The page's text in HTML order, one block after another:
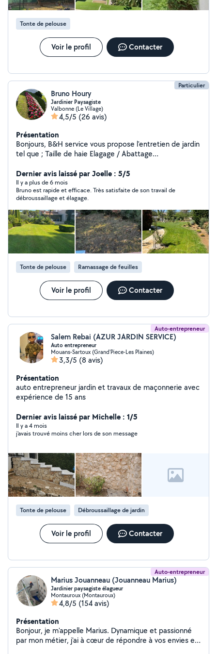
Tonte de pelouse
Voir le profil Contacter
Particulier
Bruno Houry
Jardinier Paysagiste
Valbonne (Le Village)
4,5/5 (26 avis)
Présentation
Bonjours, B&H service vous propose l'entretien de jardin
tel que ; Taille de haie Elagage / Abattage
phytosanitaires Tonte Arrosage auto Créations ;
Plantation et aménagement Créations pelouse naturel
Créations terrain synthétique Créations terrain de
pétanque Pose de clôture soupple ou rigide Disponible
et outillé pour un jardin à votre image je suis disponible
Dernier avis laissé par Joelle : 5/5
Il y a plus de 6 mois
Bruno est rapide et efficace. Très satisfaite de son travail de
débroussaillage et élagage.
Tonte de pelouse Ramassage de feuilles
Voir le profil Contacter
Auto-entrepreneur
Salem Rebai (AZUR JARDIN SERVICE)
Auto entrepreneur
Mouans-Sartoux (Grand'Piece-Les Plaines)
3,3/5 (8 avis)
Présentation
auto entrepreneur jardin et travaux de maçonnerie avec
expérience de 15 ans
Dernier avis laissé par Michelle : 1/5
Il y a 4 mois
j'avais trouvé moins cher lors de son message
Tonte de pelouse Débroussaillage de jardin
Voir le profil Contacter
Auto-entrepreneur
Marius Jouanneau (Jouanneau Marius)
Jardinier paysagiste élagueur
Montauroux (Montauroux)
4,8/5 (154 avis)
Présentation
Bonjour, je m'appelle Marius. Dynamique et passionné
par mon métier, j'ai à cœur de répondre à vos envies et